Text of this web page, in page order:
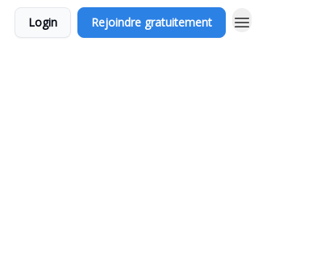
Login Rejoindre gratuitement